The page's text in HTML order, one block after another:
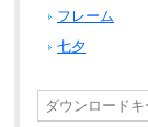
フレーム
七夕